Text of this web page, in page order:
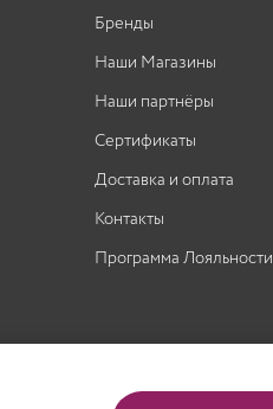
Бренды
Наши Магазины
Наши партнёры
Сертификаты
Доставка и оплата
Контакты
Программа Лояльности